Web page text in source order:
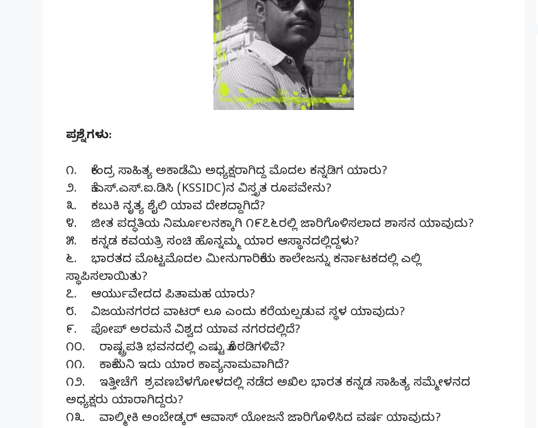
ಪ್ರಶ್ನೆಗಳು:
೧. ಕೇಂದ್ರ ಸಾಹಿತ್ಯ ಅಕಾಡೆಮಿ ಅಧ್ಯಕ್ಷರಾಗಿದ್ದ ಮೊದಲ ಕನ್ನಡಿಗ ಯಾರು?
೨. ಕೆ.ಎಸ್.ಎಸ್.ಐ.ಡಿಸಿ (KSSIDC)ನ ವಿಸ್ತೃತ ರೂಪವೇನು?
೩. ಕಬುಕಿ ನೃತ್ಯ ಶೈಲಿ ಯಾವ ದೇಶದ್ದಾಗಿದೆ?
೪. ಜೀತ ಪದ್ಧತಿಯ ನಿರ್ಮೂಲನಕ್ಕಾಗಿ ೧೯೭೬ರಲ್ಲಿ ಜಾರಿಗೊಳಿಸಲಾದ ಶಾಸನ ಯಾವುದು?
೫. ಕನ್ನಡ ಕವಯತ್ರಿ ಸಂಚಿ ಹೊನ್ನಮ್ಮ ಯಾರ ಆಸ್ಥಾನದಲ್ಲಿದ್ದಳು?
೬. ಭಾರತದ ಮೊಟ್ಟಮೊದಲ ಮೀನುಗಾರಿಕೆಯ ಕಾಲೇಜನ್ನು ಕರ್ನಾಟಕದಲ್ಲಿ ಎಲ್ಲಿ
ಸ್ಥಾಪಿಸಲಾಯಿತು?
೭. ಆರ್ಯುವೇದದ ಪಿತಾಮಹ ಯಾರು?
೮. ವಿಜಯನಗರದ ವಾಟರ್ ಲೂ ಎಂದು ಕರೆಯಲ್ಪಡುವ ಸ್ಥಳ ಯಾವುದು?
೯. ಪೋಪ್ ಅರಮನೆ ವಿಶ್ವದ ಯಾವ ನಗರದಲ್ಲಿದೆ?
೧೦. ರಾಷ್ಟ್ರಪತಿ ಭವನದಲ್ಲಿ ಎಷ್ಟು ಕೊಠಡಿಗಳಿವೆ?
೧೧. ಕಾಕೆಮನಿ ಇದು ಯಾರ ಕಾವ್ಯನಾಮವಾಗಿದೆ?
೧೨. ಇತ್ತೀಚೆಗೆ ಶ್ರವಣಬೆಳಗೋಳದಲ್ಲಿ ನಡೆದ ಅಖಿಲ ಭಾರತ ಕನ್ನಡ ಸಾಹಿತ್ಯ ಸಮ್ಮೇಳನದ
ಅಧ್ಯಕ್ಷರು ಯಾರಾಗಿದ್ದರು?
೧೩. ವಾಲ್ಮೀಕಿ ಅಂಬೇಡ್ಕರ್ ಆವಾಸ್ ಯೋಜನೆ ಜಾರಿಗೊಳಿಸಿದ ವರ್ಷ ಯಾವುದು?